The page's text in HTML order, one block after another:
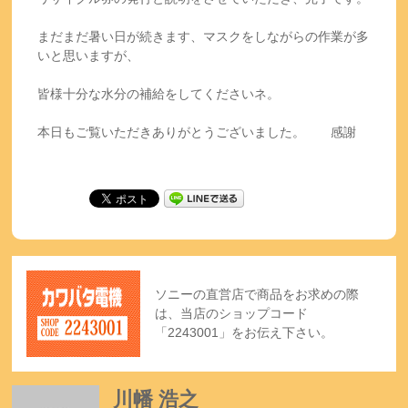
まだまだ暑い日が続きます、マスクをしながらの作業が多
いと思いますが、
皆様十分な水分の補給をしてくださいネ。
本日もご覧いただきありがとうございました。 感謝
ソニーの直営店で商品をお求めの際
は、当店のショップコード
「2243001」をお伝え下さい。
川幡 浩之